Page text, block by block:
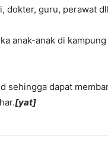
dokter, guru, perawat
anak-anak di
sehingga dapat
[yat]